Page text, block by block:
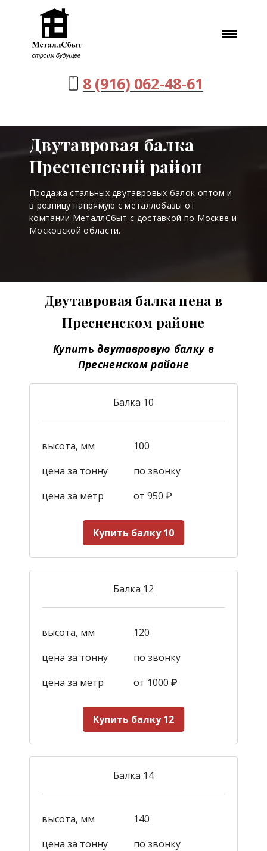
8 (916) 062-48-61
Двутавровая балка
Пресненский район
Продажа стальных двутавровых балок оптом и
в розницу напрямую с металлобазы от
компании МеталлСбыт с доставкой по Москве и
Московской области.
Двутавровая балка цена в
Пресненском районе
Купить двутавровую балку в
Пресненском районе
Балка 10
высота, мм
100
цена за тонну
по звонку
цена за метр
от 950 ₽
Купить балку 10
Балка 12
высота, мм
120
цена за тонну
по звонку
цена за метр
от 1000 ₽
Купить балку 12
Балка 14
высота, мм
140
цена за тонну
по звонку